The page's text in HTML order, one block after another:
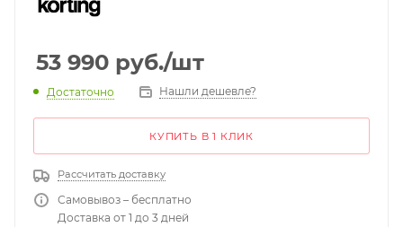
53 990 руб./шт
Достаточно Нашли дешевле?
КУПИТЬ В 1 КЛИК
Рассчитать доставку
Самовывоз – бесплатно
Доставка от 1 до 3 дней